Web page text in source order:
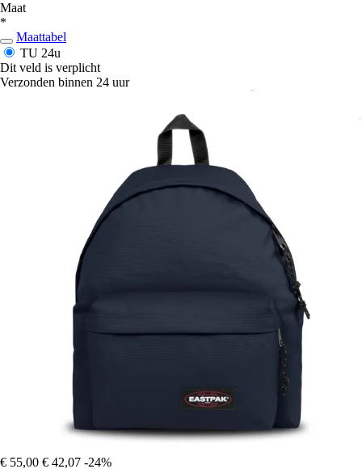
Maat
*
Maattabel
TU 24u
Dit veld is verplicht
Verzonden binnen 24 uur
€ 55,00 € 42,07 -24%